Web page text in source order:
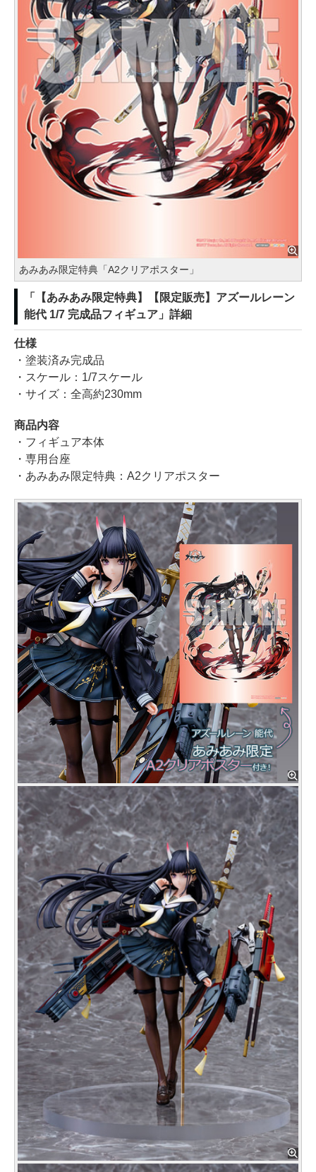
あみあみ限定特典「A2クリアポスター」
「【あみあみ限定特典】【限定販売】アズールレーン
能代 1/7 完成品フィギュア」詳細
仕様
・塗装済み完成品
・スケール：1/7スケール
・サイズ：全高約230mm
商品内容
・フィギュア本体
・専用台座
・あみあみ限定特典：A2クリアポスター